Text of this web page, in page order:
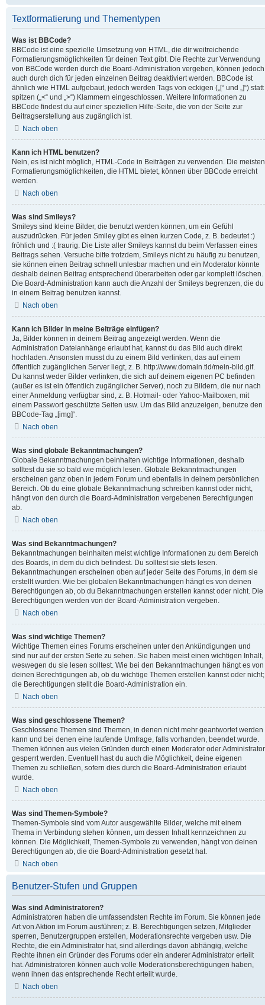
Textformatierung und Thementypen
Was ist BBCode?
BBCode ist eine spezielle Umsetzung von HTML, die dir weitreichende
Formatierungsmöglichkeiten für deinen Text gibt. Die Rechte zur Verwendung
von BBCode werden durch die Board-Administration vergeben, können jedoch
auch durch dich für jeden einzelnen Beitrag deaktiviert werden. BBCode ist
ähnlich wie HTML aufgebaut, jedoch werden Tags von eckigen („[“ und „]“) statt
spitzen („<“ und „>“) Klammern eingeschlossen. Weitere Informationen zu
BBCode findest du auf einer speziellen Hilfe-Seite, die von der Seite zur
Beitragserstellung aus zugänglich ist.
Nach oben
Kann ich HTML benutzen?
Nein, es ist nicht möglich, HTML-Code in Beiträgen zu verwenden. Die meisten
Formatierungsmöglichkeiten, die HTML bietet, können über BBCode erreicht
werden.
Nach oben
Was sind Smileys?
Smileys sind kleine Bilder, die benutzt werden können, um ein Gefühl
auszudrücken. Für jeden Smiley gibt es einen kurzen Code, z. B. bedeutet :)
fröhlich und :( traurig. Die Liste aller Smileys kannst du beim Verfassen eines
Beitrags sehen. Versuche bitte trotzdem, Smileys nicht zu häufig zu benutzen,
sie können einen Beitrag schnell unlesbar machen und ein Moderator könnte
deshalb deinen Beitrag entsprechend überarbeiten oder gar komplett löschen.
Die Board-Administration kann auch die Anzahl der Smileys begrenzen, die du
in einem Beitrag benutzen kannst.
Nach oben
Kann ich Bilder in meine Beiträge einfügen?
Ja, Bilder können in deinem Beitrag angezeigt werden. Wenn die
Administration Dateianhänge erlaubt hat, kannst du das Bild auch direkt
hochladen. Ansonsten musst du zu einem Bild verlinken, das auf einem
öffentlich zugänglichen Server liegt, z. B. http://www.domain.tld/mein-bild.gif.
Du kannst weder Bilder verlinken, die sich auf deinem eigenen PC befinden
(außer es ist ein öffentlich zugänglicher Server), noch zu Bildern, die nur nach
einer Anmeldung verfügbar sind, z. B. Hotmail- oder Yahoo-Mailboxen, mit
einem Passwort geschützte Seiten usw. Um das Bild anzuzeigen, benutze den
BBCode-Tag „[img]“.
Nach oben
Was sind globale Bekanntmachungen?
Globale Bekanntmachungen beinhalten wichtige Informationen, deshalb
solltest du sie so bald wie möglich lesen. Globale Bekanntmachungen
erscheinen ganz oben in jedem Forum und ebenfalls in deinem persönlichen
Bereich. Ob du eine globale Bekanntmachung schreiben kannst oder nicht,
hängt von den durch die Board-Administration vergebenen Berechtigungen
ab.
Nach oben
Was sind Bekanntmachungen?
Bekanntmachungen beinhalten meist wichtige Informationen zu dem Bereich
des Boards, in dem du dich befindest. Du solltest sie stets lesen.
Bekanntmachungen erscheinen oben auf jeder Seite des Forums, in dem sie
erstellt wurden. Wie bei globalen Bekanntmachungen hängt es von deinen
Berechtigungen ab, ob du Bekanntmachungen erstellen kannst oder nicht. Die
Berechtigungen werden von der Board-Administration vergeben.
Nach oben
Was sind wichtige Themen?
Wichtige Themen eines Forums erscheinen unter den Ankündigungen und
sind nur auf der ersten Seite zu sehen. Sie haben meist einen wichtigen Inhalt,
weswegen du sie lesen solltest. Wie bei den Bekanntmachungen hängt es von
deinen Berechtigungen ab, ob du wichtige Themen erstellen kannst oder nicht;
die Berechtigungen stellt die Board-Administration ein.
Nach oben
Was sind geschlossene Themen?
Geschlossene Themen sind Themen, in denen nicht mehr geantwortet werden
kann und bei denen eine laufende Umfrage, falls vorhanden, beendet wurde.
Themen können aus vielen Gründen durch einen Moderator oder Administrator
gesperrt werden. Eventuell hast du auch die Möglichkeit, deine eigenen
Themen zu schließen, sofern dies durch die Board-Administration erlaubt
wurde.
Nach oben
Was sind Themen-Symbole?
Themen-Symbole sind vom Autor ausgewählte Bilder, welche mit einem
Thema in Verbindung stehen können, um dessen Inhalt kennzeichnen zu
können. Die Möglichkeit, Themen-Symbole zu verwenden, hängt von deinen
Berechtigungen ab, die die Board-Administration gesetzt hat.
Nach oben
Benutzer-Stufen und Gruppen
Was sind Administratoren?
Administratoren haben die umfassendsten Rechte im Forum. Sie können jede
Art von Aktion im Forum ausführen; z. B. Berechtigungen setzen, Mitglieder
sperren, Benutzergruppen erstellen, Moderationsrechte vergeben usw. Die
Rechte, die ein Administrator hat, sind allerdings davon abhängig, welche
Rechte ihnen ein Gründer des Forums oder ein anderer Administrator erteilt
hat. Administratoren können auch volle Moderationsberechtigungen haben,
wenn ihnen das entsprechende Recht erteilt wurde.
Nach oben